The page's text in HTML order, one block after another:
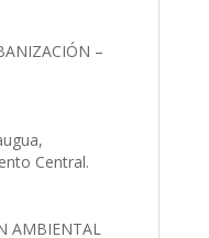
–
Central.
AMBIENTAL